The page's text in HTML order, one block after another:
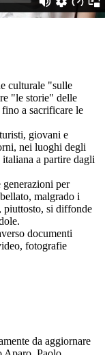
culturale "sulle
"le storie" delle
a sacrificare le
giovani e
nei luoghi degli
a partire dagli
per
malgrado i
piuttosto, si diffonde
documenti
fotografie
da aggiornare